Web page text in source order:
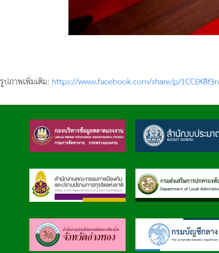
รูปภาพเพิ่มเติม: https://www.facebook.com/share/p/